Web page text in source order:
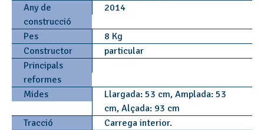
Any de
construcció
2014
Pes
8 Kg
Constructor
particular
Principals
reformes
Mides
Llargada: 53 cm, Amplada: 53
cm, Alçada: 93 cm
Tracció
Carrega interior.